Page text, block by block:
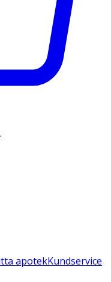
apotekKundservice